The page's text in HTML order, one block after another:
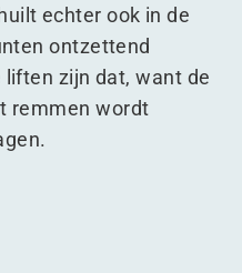
echter ook in de
ontzettend
zijn dat, want de
remmen wordt